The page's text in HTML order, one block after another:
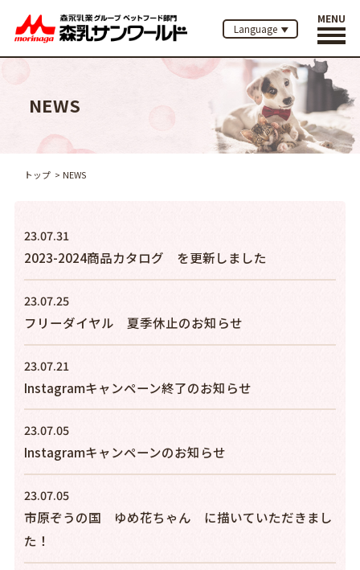
Language
MENU
NEWS
トップ NEWS
23.07.31
2023-2024商品カタログ を更新しました
23.07.25
フリーダイヤル 夏季休止のお知らせ
23.07.21
Instagramキャンペーン終了のお知らせ
23.07.05
Instagramキャンペーンのお知らせ
23.07.05
市原ぞうの国 ゆめ花ちゃん に描いていただきまし
た！